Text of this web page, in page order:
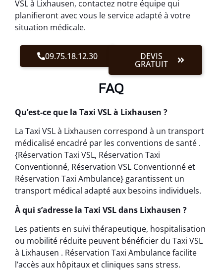
VSL à Lixhausen, contactez notre équipe qui
planifieront avec vous le service adapté à votre
situation médicale.
09.75.18.12.30 DEVIS
GRATUIT
FAQ
Qu’est-ce que la Taxi VSL à Lixhausen ?
La Taxi VSL à Lixhausen correspond à un transport
médicalisé encadré par les conventions de santé .
{Réservation Taxi VSL, Réservation Taxi
Conventionné, Réservation VSL Conventionné et
Réservation Taxi Ambulance} garantissent un
transport médical adapté aux besoins individuels.
À qui s’adresse la Taxi VSL dans Lixhausen ?
Les patients en suivi thérapeutique, hospitalisation
ou mobilité réduite peuvent bénéficier du Taxi VSL
à Lixhausen . Réservation Taxi Ambulance facilite
l’accès aux hôpitaux et cliniques sans stress.